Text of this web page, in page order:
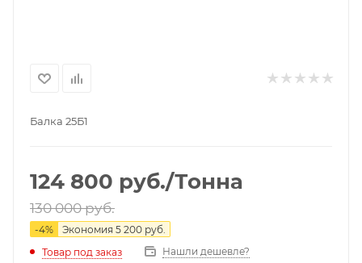
Балка 25Б1
124 800 руб./Тонна
130 000руб.
-4% Экономия 5 200 руб.
Товар под заказ
Нашли дешевле?